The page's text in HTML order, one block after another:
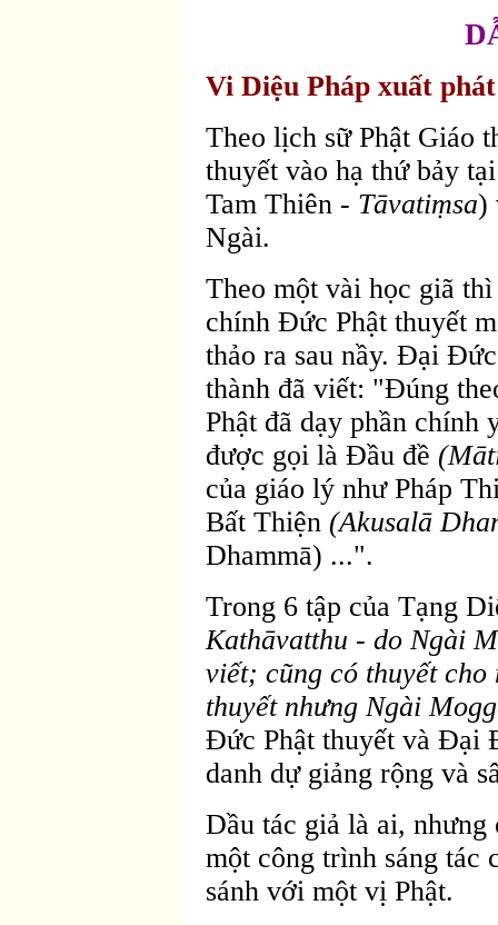
Vi Diệu Pháp xuất
Theo lịch sữ Phật Giáo
thuyết vào hạ thứ bảy
Tam Thiên - Tāvatiṃsa)
Ngài.
Theo một vài học giã
chính Ðức Phật thuyết
thảo ra sau nầy. Ðại
thành đã viết: "Ðúng
Phật đã dạy phần chính
được gọi là Ðầu đề
của giáo lý như Pháp
Bất Thiện (Akusalā
Dhammā) ...".
Trong 6 tập của Tạng
Kathāvatthu - do Ngài
viết; cũng có thuyết
thuyết nhưng Ngài
Ðức Phật thuyết và Ðại
danh dự giảng rộng và
Dầu tác giả là ai, nhưng
một công trình sáng tác
sánh với một vị Phật.